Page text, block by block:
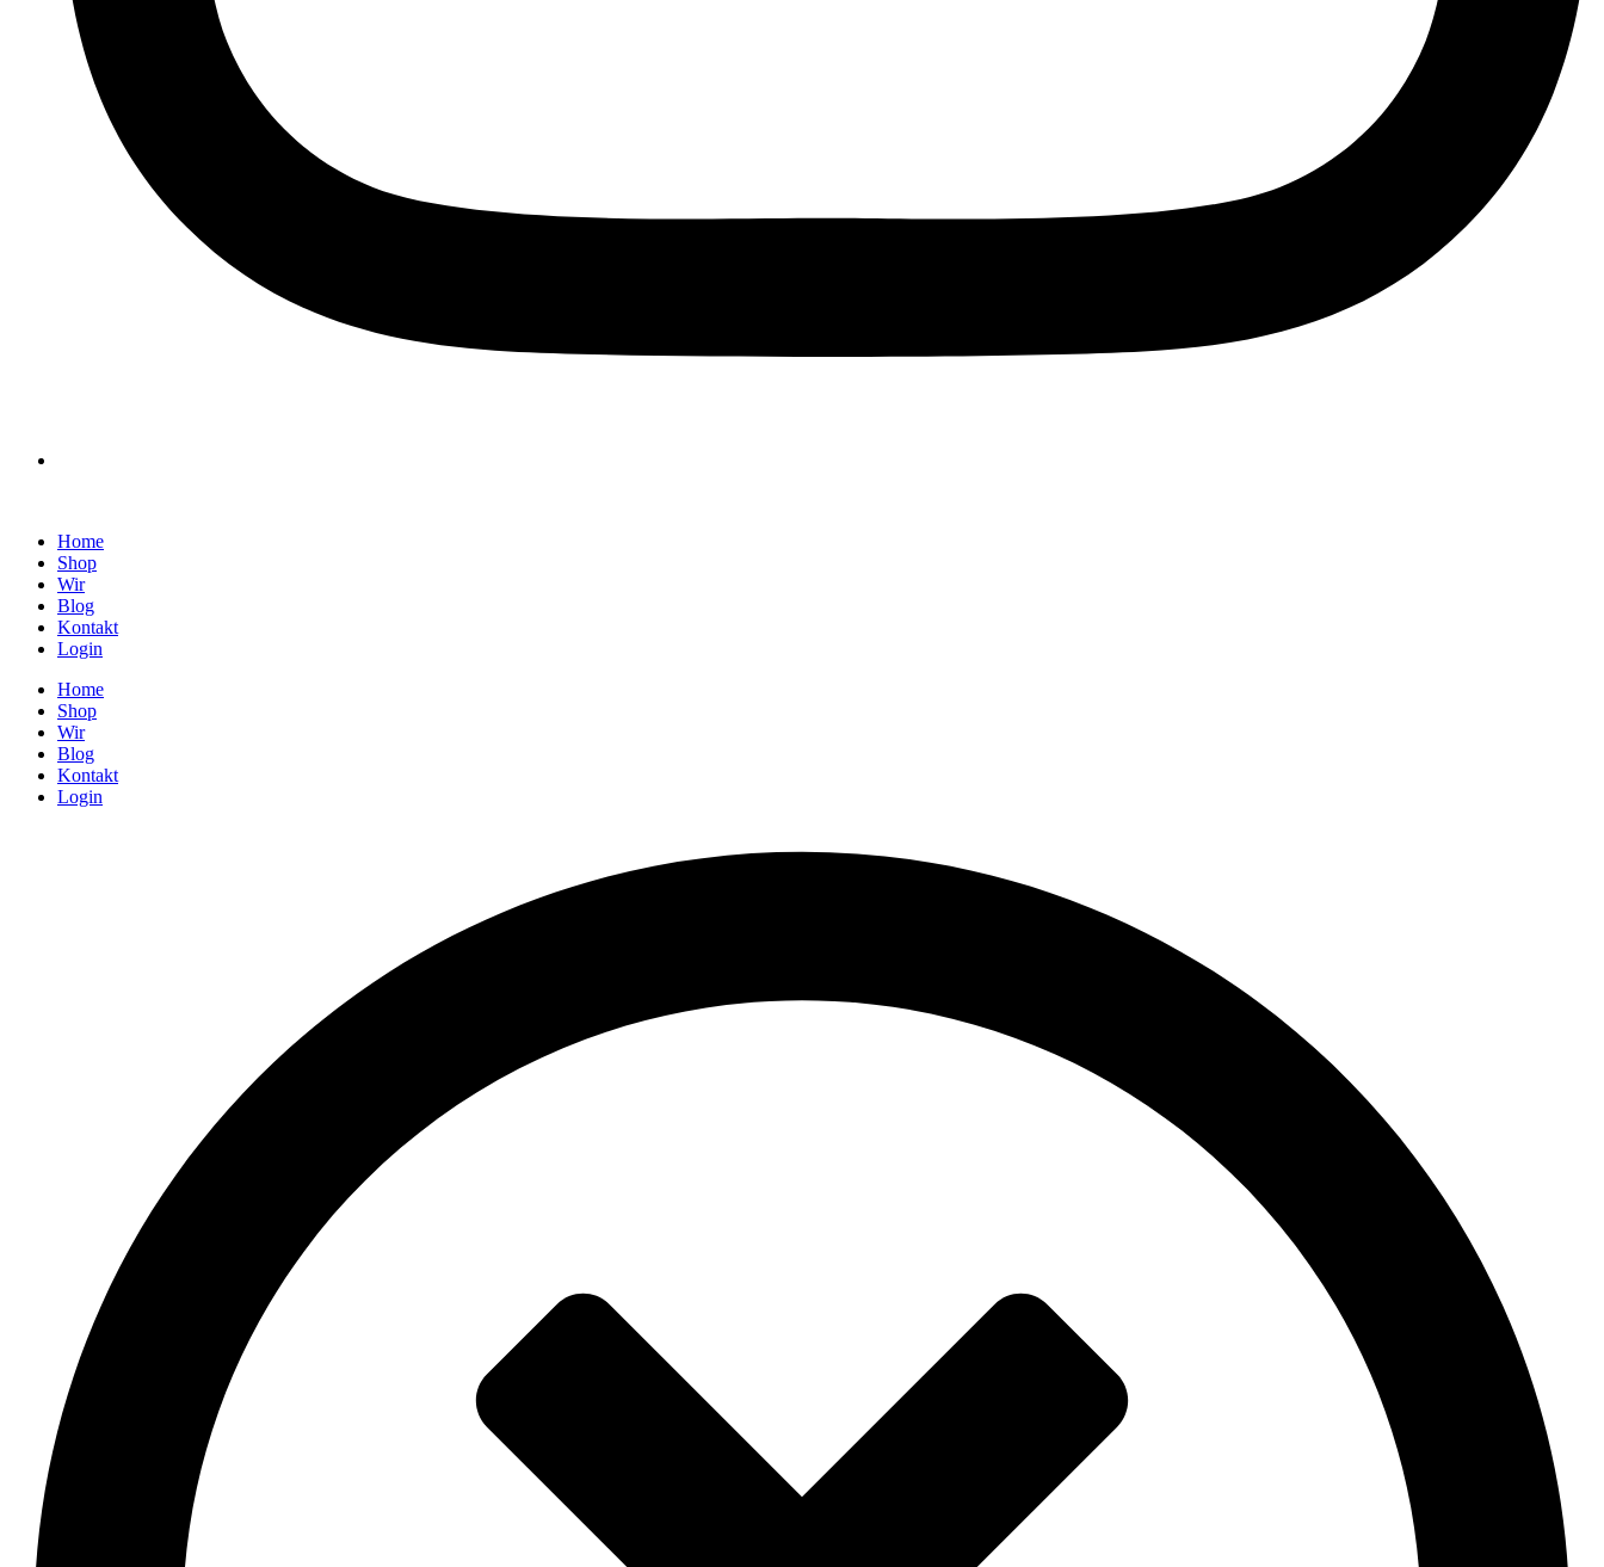
Home
Shop
Wir
Blog
Kontakt
Login
Home
Shop
Wir
Blog
Kontakt
Login